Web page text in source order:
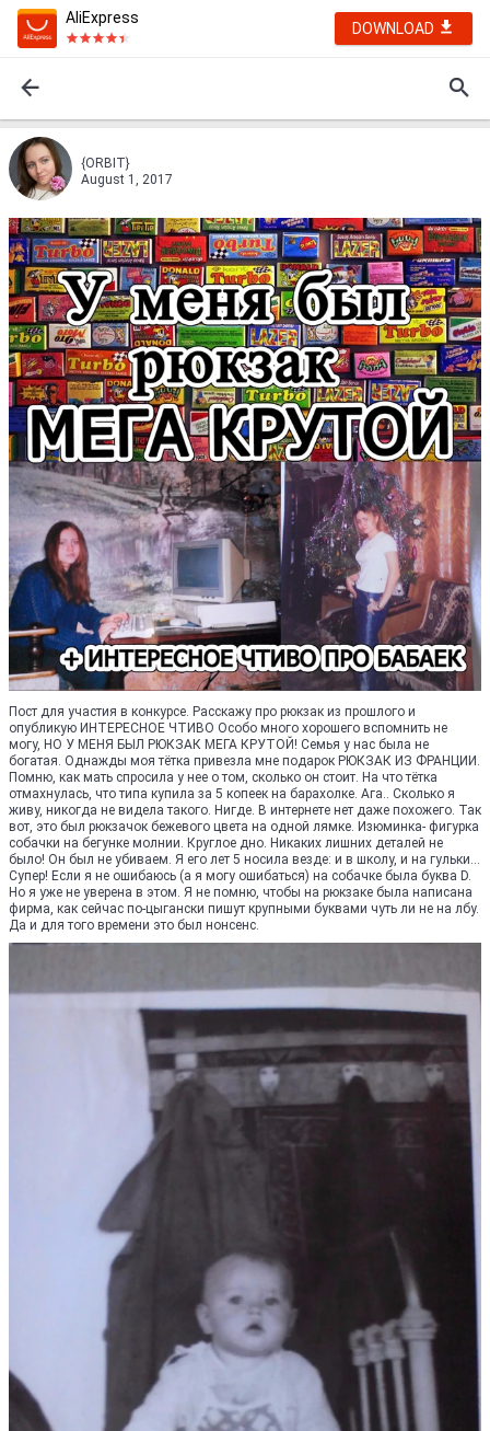
AliExpress
DOWNLOAD
{ORBIT}
August 1, 2017
Пост для участия в конкурсе. Расскажу про рюкзак из прошлого и
опубликую ИНТЕРЕСНОЕ ЧТИВО Особо много хорошего вспомнить не
могу, НО У МЕНЯ БЫЛ РЮКЗАК МЕГА КРУТОЙ! Семья у нас была не
богатая. Однажды моя тётка привезла мне подарок РЮКЗАК ИЗ ФРАНЦИИ.
Помню, как мать спросила у нее о том, сколько он стоит. На что тётка
отмахнулась, что типа купила за 5 копеек на барахолке. Ага.. Сколько я
живу, никогда не видела такого. Нигде. В интернете нет даже похожего. Так
вот, это был рюкзачок бежевого цвета на одной лямке. Изюминка- фигурка
собачки на бегунке молнии. Круглое дно. Никаких лишних деталей не
было! Он был не убиваем. Я его лет 5 носила везде: и в школу, и на гульки...
Супер! Если я не ошибаюсь (а я могу ошибаться) на собачке была буква D.
Но я уже не уверена в этом. Я не помню, чтобы на рюкзаке была написана
фирма, как сейчас по-цыгански пишут крупными буквами чуть ли не на лбу.
Да и для того времени это был нонсенс.